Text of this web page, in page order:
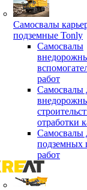
Самосвалы
подземные Tonly
Самосвалы
работ
Самосвалы
отработки
Самосвалы
подземных
работ